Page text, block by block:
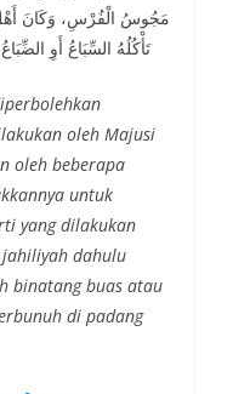
مَجُوسُ الْفُرْسِ، وَكَانَ أَهْلُ
تَأْكُلُهُ السِّبَاعُ أَوِ الضِّبَاعُ وَهُوَ الَّذِي يَمُوتُ قَتِيلًا فِي فَلَاةٍ
oleh Majusi
oleh beberapa
untuk
yang dilakukan
dahulu
binatang buas atau
di padang